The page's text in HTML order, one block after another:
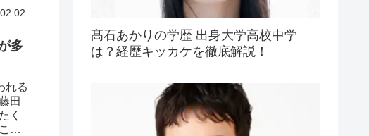
多
れる
田
く
と
髙石あかりの学歴 出身大学高校中学
は？経歴キッカケを徹底解説！